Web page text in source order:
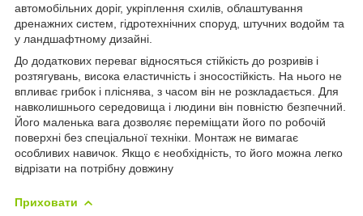
автомобільних доріг, укріплення схилів, облаштування
дренажних систем, гідротехнічних споруд, штучних водойм та
у ландшафтному дизайні.
До додаткових переваг відносяться стійкість до розривів і
розтягувань, висока еластичність і зносостійкість. На нього не
впливає грибок і пліснява, з часом він не розкладається. Для
навколишнього середовища і людини він повністю безпечний.
Його маленька вага дозволяє переміщати його по робочій
поверхні без спеціальної техніки. Монтаж не вимагає
особливих навичок. Якщо є необхідність, то його можна легко
відрізати на потрібну довжину
Приховати